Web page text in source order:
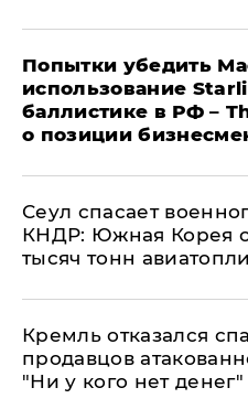
Попытки убедить
использование
баллистике в РФ –
о позиции
​Сеул спасает
КНДР: Южная Корея
тысяч тонн
Кремль отказался
продавцов
"Ни у кого нет денег"